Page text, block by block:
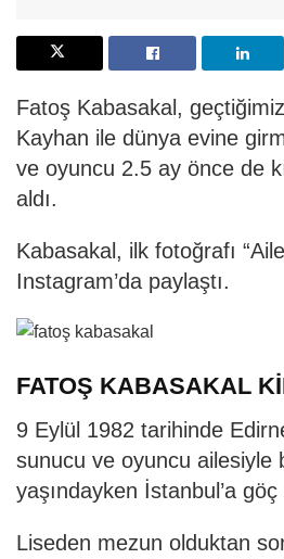
Fatoş Kabasakal,
Kayhan ile dünya evine
ve oyuncu 2.5 ay önce de
aldı.
Kabasakal, ilk fotoğrafı
Instagram’da paylaştı.
FATOŞ KABASAKAL
9 Eylül 1982 tarihinde
sunucu ve oyuncu ailesiyle
yaşındayken İstanbul’a
Liseden mezun olduktan